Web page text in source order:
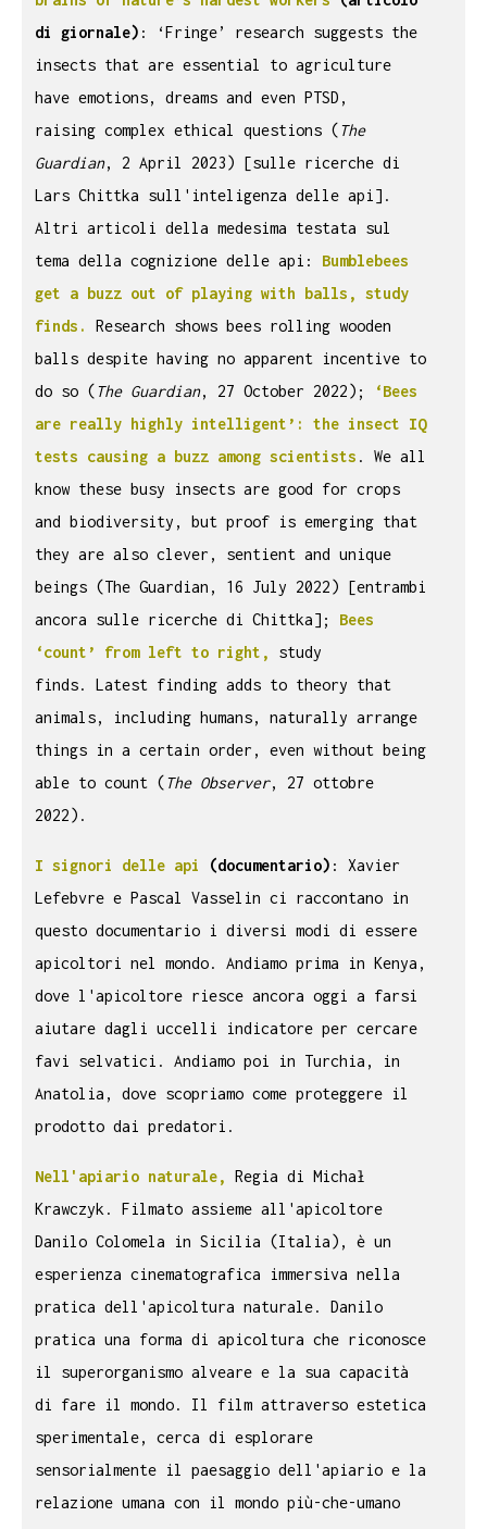
di giornale) : ‘Fringe’ research suggests the
insects that are essential to agriculture
have emotions, dreams and even PTSD,
raising complex ethical questions (The
Guardian, 2 April 2023) [sulle ricerche di
Lars Chittka sull'inteligenza delle api].
Altri articoli della medesima testata sul
tema della cognizione delle api: Bumblebees
get a buzz out of playing with balls, study
finds.
Research shows bees rolling wooden
balls despite having no apparent incentive to
do so (The Guardian, 27 October 2022);
‘Bees
are really highly intelligent’: the insect IQ
tests causing a buzz among scientists . We all
know these busy insects are good for crops
and biodiversity, but proof is emerging that
they are also clever, sentient and unique
beings (The Guardian, 16 July 2022) [entrambi
ancora sulle ricerche di Chittka]; Bees
‘count’ from left to right,
study
finds. Latest finding adds to theory that
animals, including humans, naturally arrange
things in a certain order, even without being
able to count (The Observer, 27 ottobre
2022).
I signori delle api (documentario) : Xavier
Lefebvre e Pascal Vasselin ci raccontano in
questo documentario i diversi modi di essere
apicoltori nel mondo. Andiamo prima in Kenya,
dove l'apicoltore riesce ancora oggi a farsi
aiutare dagli uccelli indicatore per cercare
favi selvatici. Andiamo poi in Turchia, in
Anatolia, dove scopriamo come proteggere il
prodotto dai predatori.
Nell'apiario naturale, Regia di Michał
Krawczyk. Filmato assieme all'apicoltore
Danilo Colomela in Sicilia (Italia), è un
esperienza cinematografica immersiva nella
pratica dell'apicoltura naturale. Danilo
pratica una forma di apicoltura che riconosce
il superorganismo alveare e la sua capacità
di fare il mondo. Il film attraverso estetica
sperimentale, cerca di esplorare
sensorialmente il paesaggio dell'apiario e la
relazione umana con il mondo più-che-umano